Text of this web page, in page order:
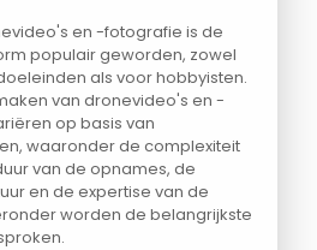
en -fotografie is de
populair geworden, zowel
als voor hobbyisten.
van dronevideo's en -
op basis van
waaronder de complexiteit
van de opnames, de
en de expertise van de
worden de belangrijkste